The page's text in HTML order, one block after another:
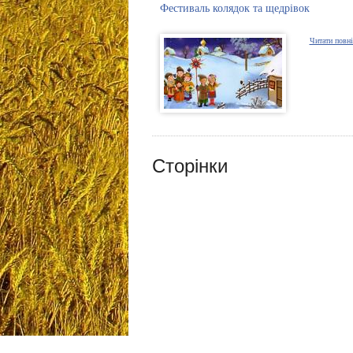
Фестиваль колядок та щедрівок
Читати
Сторінки